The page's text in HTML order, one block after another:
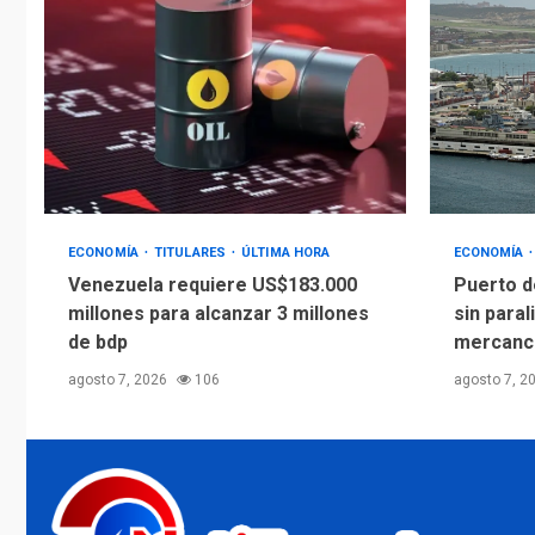
ECONOMÍA TITULARES ÚLTIMA HORA
Venezuela requiere US$183.000
millones para alcanzar 3 millones
de bdp
agosto 7, 2026 106
ECONOMÍA
Puerto
sin
agosto 7,